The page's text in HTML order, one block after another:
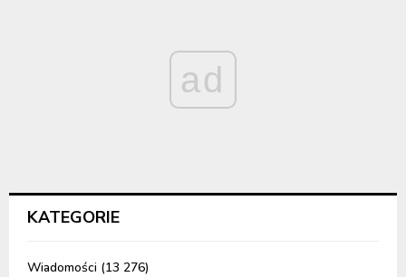
ad
KATEGORIE
Wiadomości (13 276)